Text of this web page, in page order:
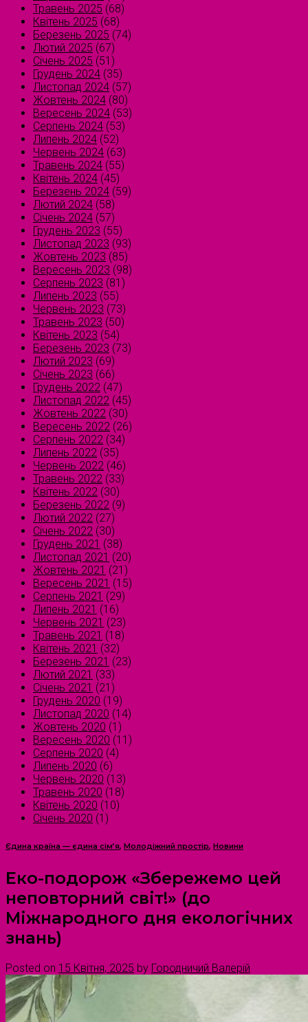
Травень 2025 (68)
Квітень 2025 (68)
Березень 2025 (74)
Лютий 2025 (67)
Січень 2025 (51)
Грудень 2024 (35)
Листопад 2024 (57)
Жовтень 2024 (80)
Вересень 2024 (53)
Серпень 2024 (53)
Липень 2024 (52)
Червень 2024 (63)
Травень 2024 (55)
Квітень 2024 (45)
Березень 2024 (59)
Лютий 2024 (58)
Січень 2024 (57)
Грудень 2023 (55)
Листопад 2023 (93)
Жовтень 2023 (85)
Вересень 2023 (98)
Серпень 2023 (81)
Липень 2023 (55)
Червень 2023 (73)
Травень 2023 (50)
Квітень 2023 (54)
Березень 2023 (73)
Лютий 2023 (69)
Січень 2023 (66)
Грудень 2022 (47)
Листопад 2022 (45)
Жовтень 2022 (30)
Вересень 2022 (26)
Серпень 2022 (34)
Липень 2022 (35)
Червень 2022 (46)
Травень 2022 (33)
Квітень 2022 (30)
Березень 2022 (9)
Лютий 2022 (27)
Січень 2022 (30)
Грудень 2021 (38)
Листопад 2021 (20)
Жовтень 2021 (21)
Вересень 2021 (15)
Серпень 2021 (29)
Липень 2021 (16)
Червень 2021 (23)
Травень 2021 (18)
Квітень 2021 (32)
Березень 2021 (23)
Лютий 2021 (33)
Січень 2021 (21)
Грудень 2020 (19)
Листопад 2020 (14)
Жовтень 2020 (1)
Вересень 2020 (11)
Серпень 2020 (4)
Липень 2020 (6)
Червень 2020 (13)
Травень 2020 (18)
Квітень 2020 (10)
Січень 2020 (1)
Єдина країна — єдина сім’я, Молодіжний простір, Новини
Еко-подорож «Збережемо цей
неповторний світ!» (до
Міжнародного дня екологічних
знань)
Posted on 15 Квітня, 2025 by Городничий Валерій